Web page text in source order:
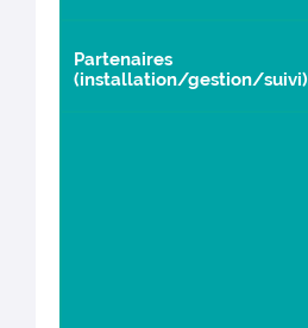
Partenaires
(installation/gestion/suivi)